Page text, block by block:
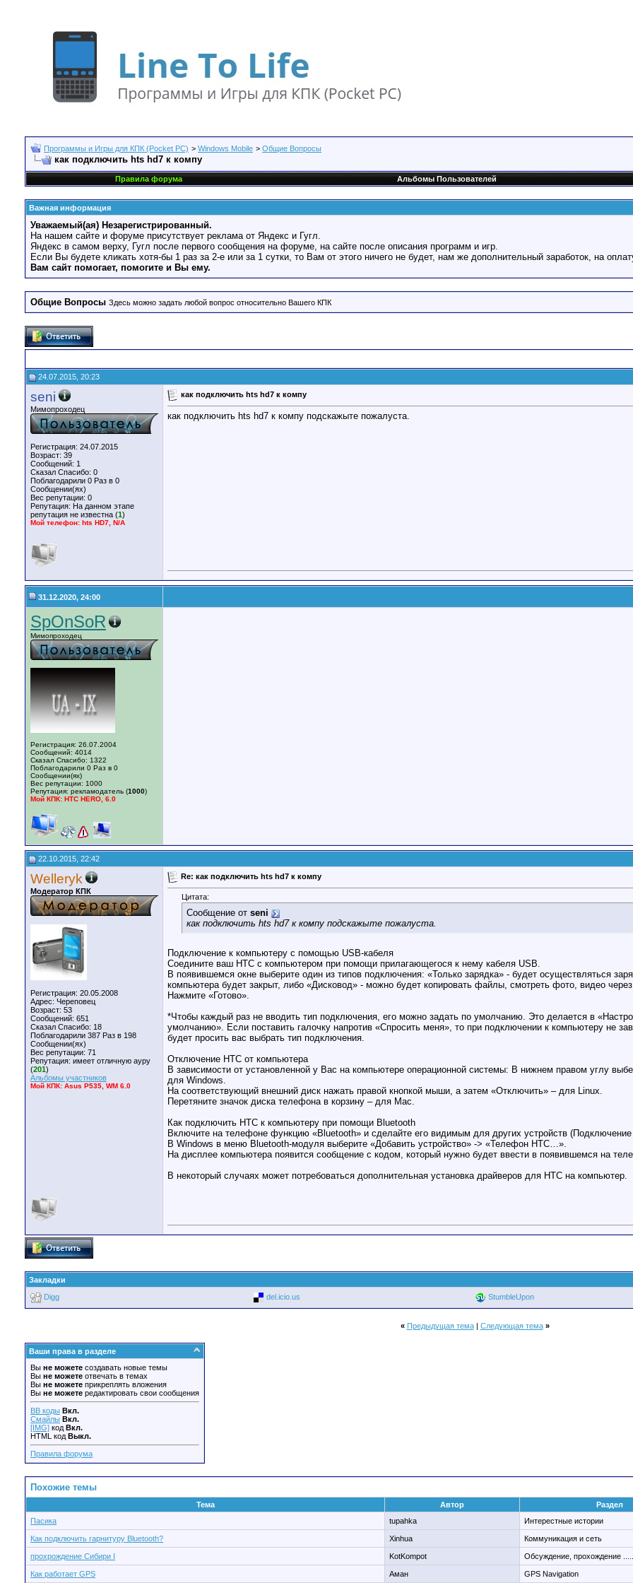
Программы и Игры для КПК (Pocket PC) > Windows Mobile > Общие Вопросы
как подключить hts hd7 к компу
Правила форума Альбомы Пользователей
Важная информация
Уважаемый(ая) Незарегистрированный.
На нашем сайте и форуме присутствует реклама от Яндекс и Гугл.
Яндекс в самом верху, Гугл после первого сообщения на форуме, на сайте после описания программ и игр.
Если Вы будете кликать хотя-бы 1 раз за 2-е или за 1 сутки, то Вам от этого ничего не будет, нам же дополнительный заработок, на
Вам сайт помогает, помогите и Вы ему.
Общие Вопросы Здесь можно задать любой вопрос относительно Вашего КПК
24.07.2015, 20:23
seni
Мимопроходец
Регистрация: 24.07.2015
Возраст: 39
Сообщений: 1
Сказал Спасибо: 0
Поблагодарили 0 Раз в 0
Сообщении(ях)
Вес репутации: 0
Репутация: На данном этапе
репутация не известна (1)
Мой телефон: hts HD7, N/A
как подключить hts hd7 к компу
как подключить hts hd7 к компу подскажыте пожалуста.
31.12.2020, 24:00
SpOnSoR
Мимопроходец
Регистрация: 26.07.2004
Сообщений: 4014
Сказал Спасибо: 1322
Поблагодарили 0 Раз в 0
Сообщении(ях)
Вес репутации: 1000
Репутация: рекламодатель (1000)
Мой КПК: HTC HERO, 6.0
22.10.2015, 22:42
Welleryk
Модератор КПК
Регистрация: 20.05.2008
Адрес: Череповец
Возраст: 53
Сообщений: 651
Сказал Спасибо: 18
Поблагодарили 387 Раз в 198
Сообщении(ях)
Вес репутации: 71
Репутация: имеет отличную ауру
(201)
Альбомы участников
Мой КПК: Asus P535, WM 6.0
Re: как подключить hts hd7 к компу
Цитата:
Сообщение от seni
как подключить hts hd7 к компу подскажыте пожалуста.
Подключение к компьютеру с помощью USB-кабеля
Соедините ваш HTC с компьютером при помощи прилагающегося к нему кабеля USB.
В появившемся окне выберите один из типов подключения: «Только зарядка» - будет осуществляться
компьютера будет закрыт, либо «Дисковод» - можно будет копировать файлы, смотреть фото, видео
Нажмите «Готово».
*Чтобы каждый раз не вводить тип подключения, его можно задать по умолчанию. Это делается в
умолчанию». Если поставить галочку напротив «Спросить меня», то при подключении к компьютеру не
будет просить вас выбрать тип подключения.
Отключение HTC от компьютера
В зависимости от установленной у Вас на компьютере операционной системы: В нижнем правом углу
для Windows.
На соответствующий внешний диск нажать правой кнопкой мыши, а затем «Отключить» – для Linux.
Перетяните значок диска телефона в корзину – для Mac.
Как подключить HTC к компьютеру при помощи Bluetooth
Включите на телефоне функцию «Bluetooth» и сделайте его видимым для других устройств
В Windows в меню Bluetooth-модуля выберите «Добавить устройство» -> «Телефон HTC…».
На дисплее компьютера появится сообщение с кодом, который нужно будет ввести в появившемся на
В некоторый случаях может потребоваться дополнительная установка драйверов для HTC на компьютер.
Закладки
Digg
del.icio.us StumbleUpon
« Предыдущая тема| Следующая тема »
Ваши права в разделе
Вы не можете создавать новые темы
Вы не можете отвечать в темах
Вы не можете прикреплять вложения
Вы не можете редактировать свои сообщения
BB коды Вкл.
Смайлы Вкл.
[IMG] код Вкл.
HTML код Выкл.
Правила форума
Похожие темы
Тема Автор
Раздел
Пасика
tupahka Интерестные истории
Как подключить гарнитуру Bluetooth? Xinhua Коммуникация и сеть
прохрождение Сибири I KotKompot Обсуждение, прохождение .....
Как работает GPS Аман GPS Navigation